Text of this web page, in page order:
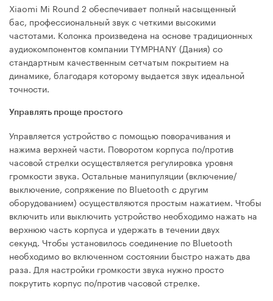
Xiaomi Mi Round 2 обеспечивает полный насыщенный
бас, профессиональный звук с четкими высокими
частотами. Колонка произведена на основе традиционных
аудиокомпонентов компании TYMPHANY (Дания) со
стандартным качественным сетчатым покрытием на
динамике, благодаря которому выдается звук идеальной
точности.
Управлять проще простого
Управляется устройство с помощью поворачивания и
нажима верхней части. Поворотом корпуса по/против
часовой стрелки осуществляется регулировка уровня
громкости звука. Остальные манипуляции (включение/
выключение, сопряжение по Bluetooth с другим
оборудованием) осуществляются простым нажатием. Чтобы
включить или выключить устройство необходимо нажать на
верхнюю часть корпуса и удержать в течении двух
секунд. Чтобы установилось соединение по Bluetooth
необходимо во включенном состоянии быстро нажать два
раза. Для настройки громкости звука нужно просто
покрутить корпус по/против часовой стрелке.